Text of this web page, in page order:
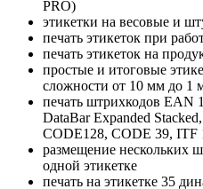
PRO)
этикетки на весовые и
печать этикеток при
печать этикеток на
простые и итоговые
сложности от 10 мм до 1
печать штрихкодов EAN
DataBar Expanded
CODE128, CODE 39, ITF
размещение нескольких
одной этикетке
печать на этикетке 35